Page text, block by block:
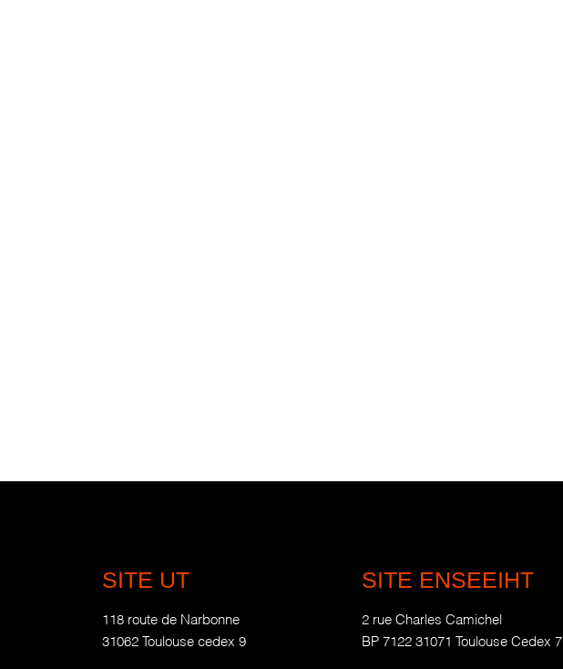
SITE UT
118 route de Narbonne
31062 Toulouse cedex 9
SITE ENSEEIHT
2 rue Charles Camichel
BP 7122 31071 Toulouse Cedex 7